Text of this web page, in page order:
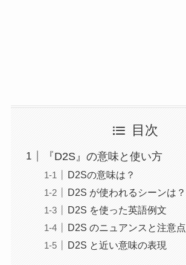
目次
『D2S』の意味と使い方
D2Sの意味は？
D2S が使われるシーンは？
D2S を使った英語例文
D2S のニュアンスと注意点
D2S と近い意味の表現